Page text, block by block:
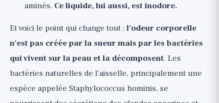
aminés. Ce liquide, lui aussi, est inodore.
Et voici le point qui change tout : l'odeur corporelle
n'est pas créée par la sueur mais par les bactéries
qui vivent sur la peau et la décomposent. Les
bactéries naturelles de l'aisselle, principalement une
espèce appelée Staphylococcus hominis, se